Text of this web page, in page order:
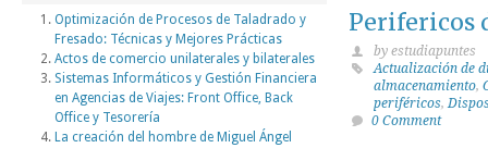
Perifericos
by estudiapuntes
Actualización de
almacenamiento,
periféricos,
0 Comment
Optimización de Procesos de Taladrado y
Fresado: Técnicas y Mejores Prácticas
Actos de comercio unilaterales y bilaterales
Sistemas Informáticos y Gestión Financiera
en Agencias de Viajes: Front Office, Back
Office y Tesorería
La creación del hombre de Miguel Ángel